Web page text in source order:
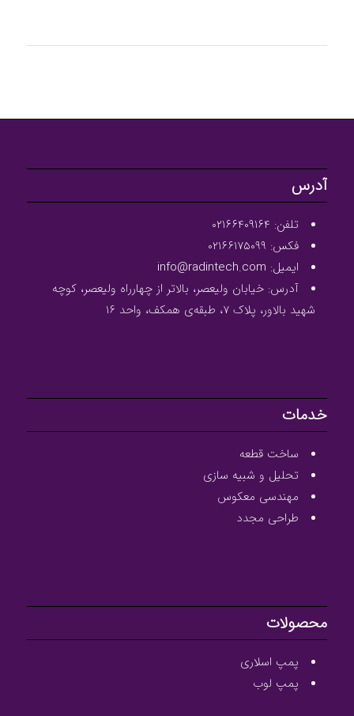
آدرس
تلفن: ۰۲۱۶۶۴۰۹۱۶۴
فکس: ۰۲۱۶۶۱۷۵۰۹۹
ایمیل: info@radintech.com
آدرس: خیابان ولیعصر، بالاتر از چهارراه ولیعصر، کوچه
شهید بالاور، پلاک ۷، طبقه‌ی همکف، واحد ۱۶
خدمات
ساخت قطعه
تحلیل و شبیه سازی
مهندسی معکوس
طراحی مجدد
محصولات
پمپ اسلاری
پمپ لوب